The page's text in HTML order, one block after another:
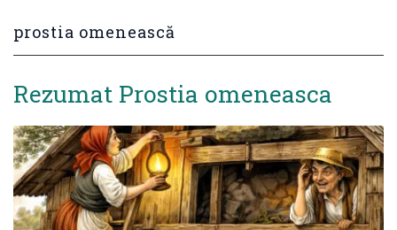
prostia omenească
Rezumat Prostia omeneasca